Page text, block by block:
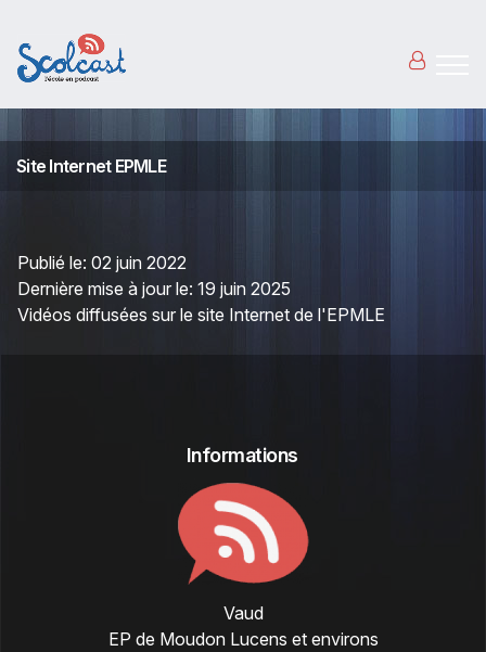
Site Internet EPMLE
Publié le: 02 juin 2022
Dernière mise à jour le: 19 juin 2025
Vidéos diffusées sur le site Internet de l'EPMLE
Informations
Vaud
EP de Moudon Lucens et environs